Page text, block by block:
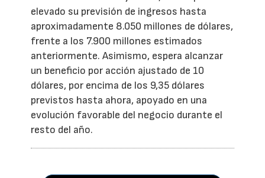
elevado su previsión de ingresos hasta
aproximadamente 8.050 millones de dólares,
frente a los 7.900 millones estimados
anteriormente. Asimismo, espera alcanzar
un beneficio por acción ajustado de 10
dólares, por encima de los 9,35 dólares
previstos hasta ahora, apoyado en una
evolución favorable del negocio durante el
resto del año.